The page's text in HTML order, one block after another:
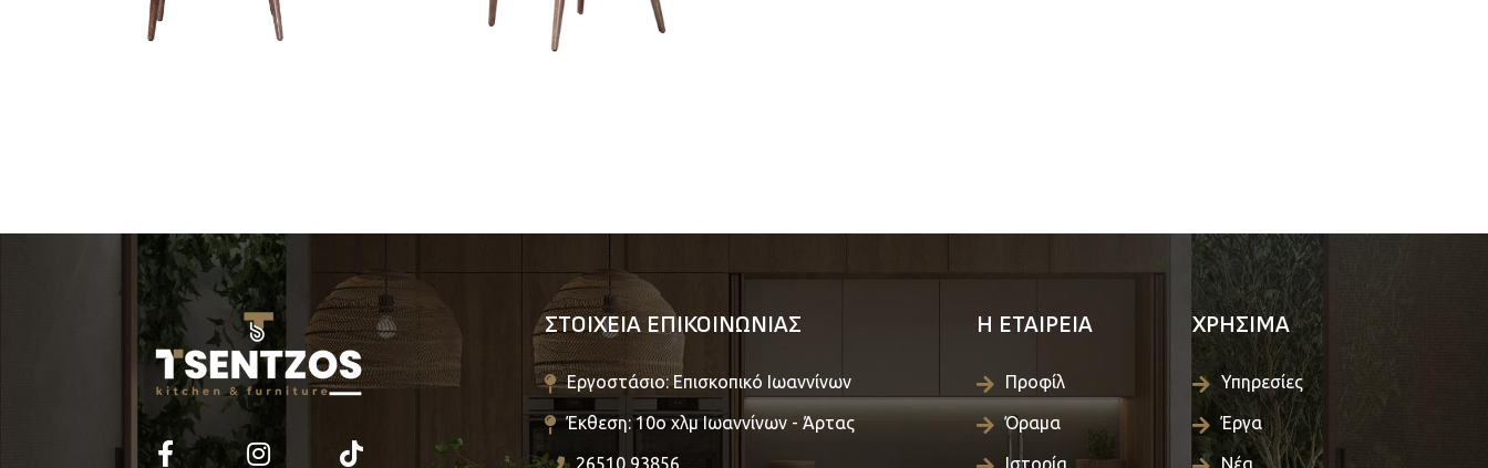
ΣΤΟΙΧΕΙΑ ΕΠΙΚΟΙΝΩΝΙΑΣ
Εργοστάσιο: Επισκοπικό Ιωαννίνων
Έκθεση: 10ο χλμ Ιωαννίνων - Άρτας
26510 93856
Η ΕΤΑΙΡΕΙΑ
Προφίλ
Όραμα
Ιστορία
ΧΡΗΣΙΜΑ
Υπηρεσίες
Έργα
Νέα